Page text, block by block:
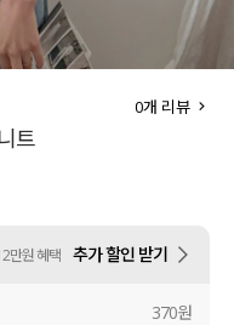
트
웨어
트
0개 리뷰
만원 혜택 추가 할인 받기
370원